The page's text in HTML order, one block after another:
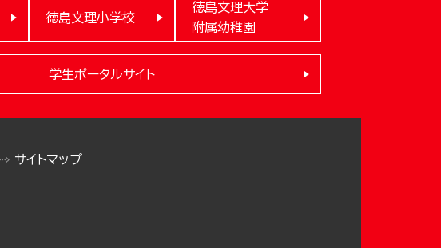
徳島文理小学校
徳島文理大学
附属幼稚園
学生ポータルサイト
サイトマップ